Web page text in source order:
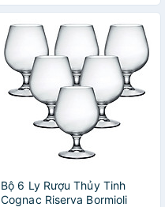
Bộ 6 Ly Rượu Thủy Tinh
Cognac Riserva Bormioli